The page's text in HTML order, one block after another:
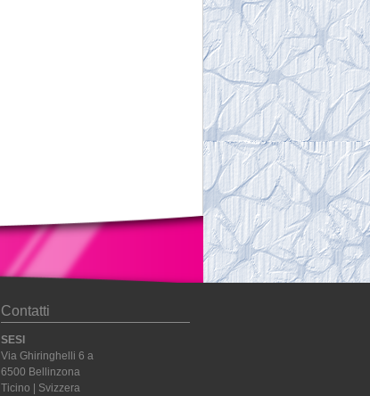
Contatti
SESI
Via Ghiringhelli 6 a
6500 Bellinzona
Ticino | Svizzera